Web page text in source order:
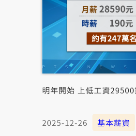
明年開始 上低工資
2025-12-26 基本薪資